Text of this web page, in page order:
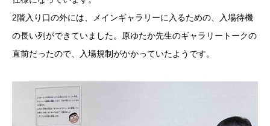
2階入り口の外には、メインギャラリーに入るための、入場待機
の長い列ができていました。原ゆたか先生のギャラリートークの
直前だったので、入場規制がかかっていたようです。